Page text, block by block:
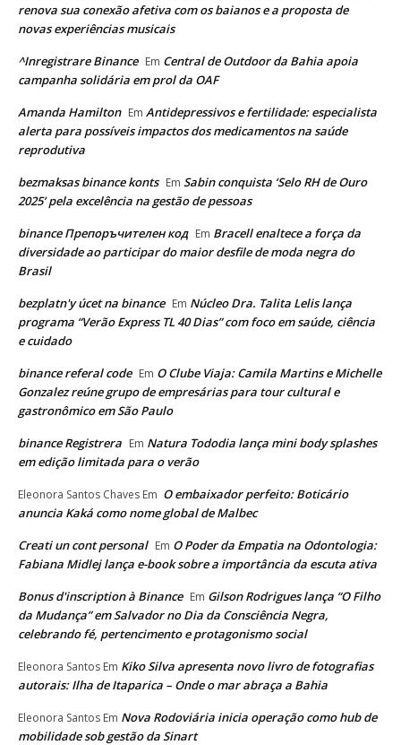
renova sua conexão afetiva com os baianos e a proposta de
novas experiências musicais
^Inregistrare Binance Em Central de Outdoor da Bahia apoia
campanha solidária em prol da OAF
Amanda Hamilton Em Antidepressivos e fertilidade: especialista
alerta para possíveis impactos dos medicamentos na saúde
reprodutiva
bezmaksas binance konts Em Sabin conquista ‘Selo RH de Ouro
2025’ pela excelência na gestão de pessoas
binance Препоръчителен код Em Bracell enaltece a força da
diversidade ao participar do maior desfile de moda negra do
Brasil
bezplatn'y úcet na binance Em Núcleo Dra. Talita Lelis lança
programa “Verão Express TL 40 Dias” com foco em saúde, ciência
e cuidado
binance referal code Em O Clube Viaja: Camila Martins e Michelle
Gonzalez reúne grupo de empresárias para tour cultural e
gastronômico em São Paulo
binance Registrera Em Natura Tododia lança mini body splashes
em edição limitada para o verão
Eleonora Santos Chaves Em O embaixador perfeito: Boticário
anuncia Kaká como nome global de Malbec
Creati un cont personal Em O Poder da Empatia na Odontologia:
Fabiana Midlej lança e-book sobre a importância da escuta ativa
Bonus d'inscription à Binance Em Gilson Rodrigues lança “O Filho
da Mudança” em Salvador no Dia da Consciência Negra,
celebrando fé, pertencimento e protagonismo social
Eleonora Santos Em Kiko Silva apresenta novo livro de fotografias
autorais: Ilha de Itaparica – Onde o mar abraça a Bahia
Eleonora Santos Em Nova Rodoviária inicia operação como hub de
mobilidade sob gestão da Sinart